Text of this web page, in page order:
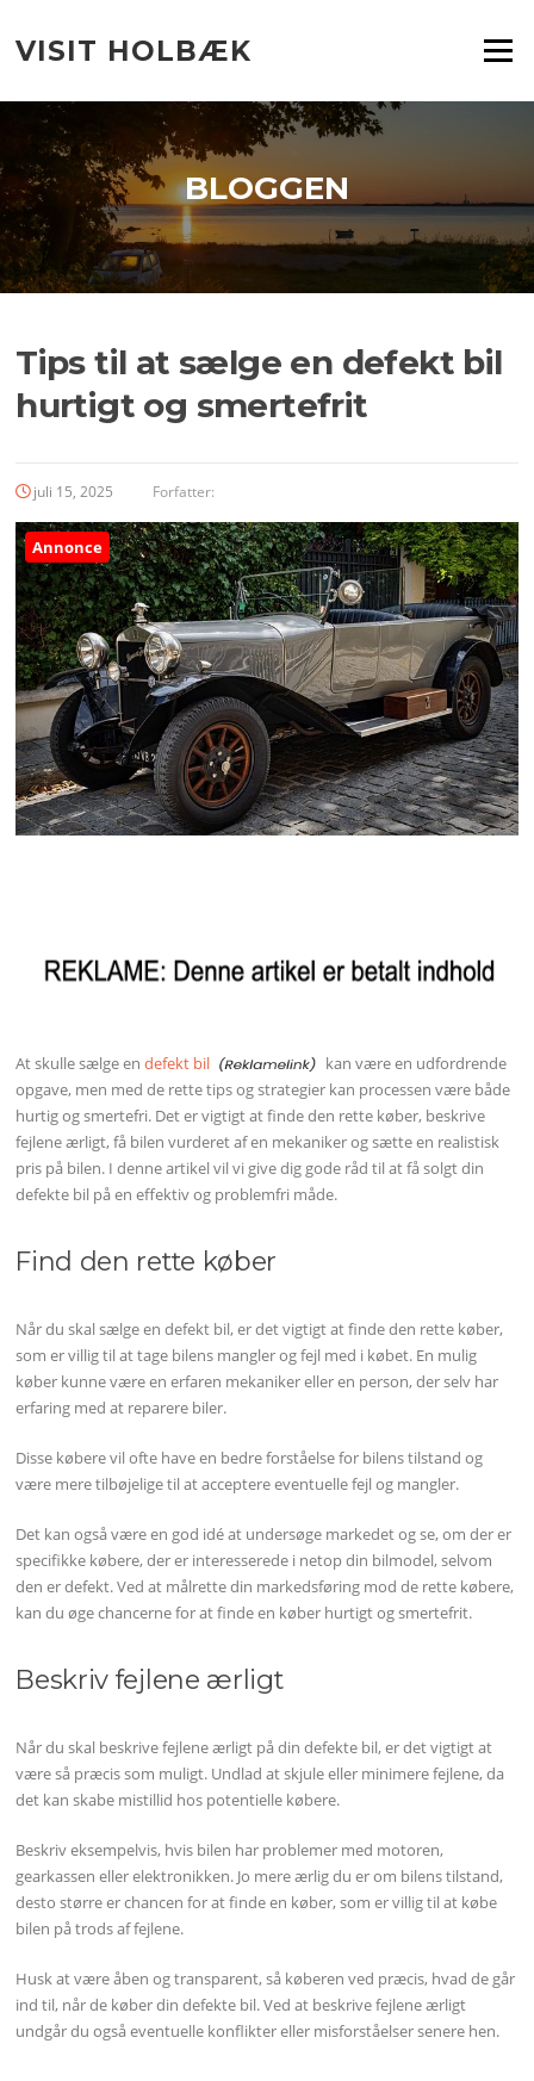
indhold
VISIT HOLBÆK Menu
BLOGGEN
Tips til at sælge en defekt bil
hurtigt og smertefrit
juli 15, 2025 Forfatter:
Annonce
At skulle sælge endefekt bil
kan være en udfordrende
opgave, men med de rette tips og strategier kan processen være både
hurtig og smertefri. Det er vigtigt at finde den rette køber, beskrive
fejlene ærligt, få bilen vurderet af en mekaniker og sætte en realistisk
pris på bilen. I denne artikel vil vi give dig gode råd til at få solgt din
defekte bil på en effektiv og problemfri måde.
Find den rette køber
Når du skal sælge en defekt bil, er det vigtigt at finde den rette køber,
som er villig til at tage bilens mangler og fejl med i købet. En mulig
køber kunne være en erfaren mekaniker eller en person, der selv har
erfaring med at reparere biler.
Disse købere vil ofte have en bedre forståelse for bilens tilstand og
være mere tilbøjelige til at acceptere eventuelle fejl og mangler.
Det kan også være en god idé at undersøge markedet og se, om der er
specifikke købere, der er interesserede i netop din bilmodel, selvom
den er defekt. Ved at målrette din markedsføring mod de rette købere,
kan du øge chancerne for at finde en køber hurtigt og smertefrit.
Beskriv fejlene ærligt
Når du skal beskrive fejlene ærligt på din defekte bil, er det vigtigt at
være så præcis som muligt. Undlad at skjule eller minimere fejlene, da
det kan skabe mistillid hos potentielle købere.
Beskriv eksempelvis, hvis bilen har problemer med motoren,
gearkassen eller elektronikken. Jo mere ærlig du er om bilens tilstand,
desto større er chancen for at finde en køber, som er villig til at købe
bilen på trods af fejlene.
Husk at være åben og transparent, så køberen ved præcis, hvad de går
ind til, når de køber din defekte bil. Ved at beskrive fejlene ærligt
undgår du også eventuelle konflikter eller misforståelser senere hen.